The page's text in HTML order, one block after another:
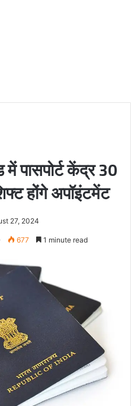
पासपोर्ट केंद्र 30
होंगे अपॉइंटमेंट
27, 2024
677 1 minute read